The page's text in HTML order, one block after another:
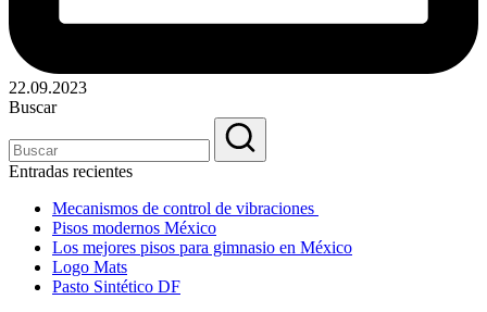
22.09.2023
Buscar
Entradas recientes
Mecanismos de control de vibraciones
Pisos modernos México
Los mejores pisos para gimnasio en México
Logo Mats
Pasto Sintético DF